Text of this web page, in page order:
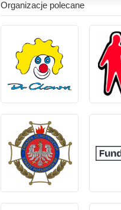
Organizacje polecane